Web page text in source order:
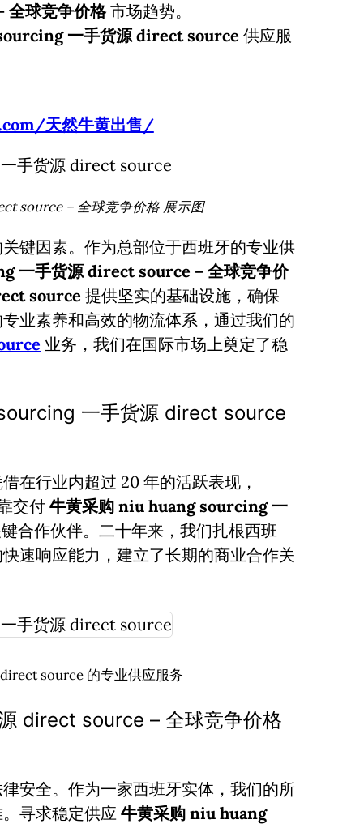
球竞争价格市场趋势。
一手货源 direct source 供应服
天然牛黄出售/
source – 全球竞争价格 展示图
键因素。作为总部位于西班牙的专业供
一手货源 direct source – 全球竞争价
source 提供坚实的基础设施，确保
业素养和高效的物流体系，通过我们的
业务，我们在国际市场上奠定了稳
一手货源 direct source
在行业内超过 20 年的活跃表现，
交付 牛黄采购 niu huang sourcing 一
合作伙伴。二十年来，我们扎根西班
速响应能力，建立了长期的商业合作关
source 的专业供应服务
direct source – 全球竞争价格
安全。作为一家西班牙实体，我们的所
寻求稳定供应 牛黄采购 niu huang